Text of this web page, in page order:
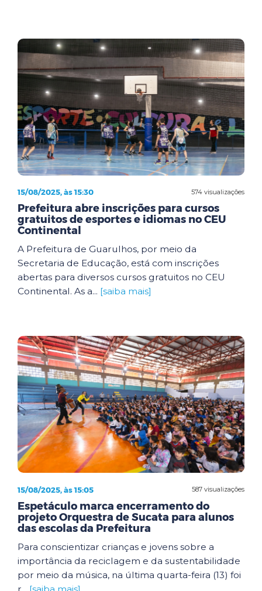
574 visualizações
15/08/2025, às 15:30
Prefeitura abre inscrições para cursos
gratuitos de esportes e idiomas no CEU
Continental
A Prefeitura de Guarulhos, por meio da
Secretaria de Educação, está com inscrições
abertas para diversos cursos gratuitos no CEU
Continental. As a... [saiba mais]
587 visualizações
15/08/2025, às 15:05
Espetáculo marca encerramento do
projeto Orquestra de Sucata para alunos
das escolas da Prefeitura
Para conscientizar crianças e jovens sobre a
importância da reciclagem e da sustentabilidade
por meio da música, na última quarta-feira (13) foi
r... [saiba mais]